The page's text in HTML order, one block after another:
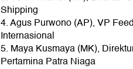
Shipping
4. Agus Purwono (AP), VP
Internasional
5. Maya Kusmaya (MK),
Pertamina Patra Niaga